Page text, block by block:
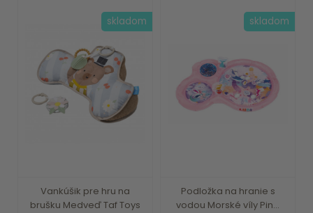
Vankúšik pre hru na
brušku Medveď Taf Toys
skladom
Podložka na hranie s
vodou Morské víly Pin...
skladom